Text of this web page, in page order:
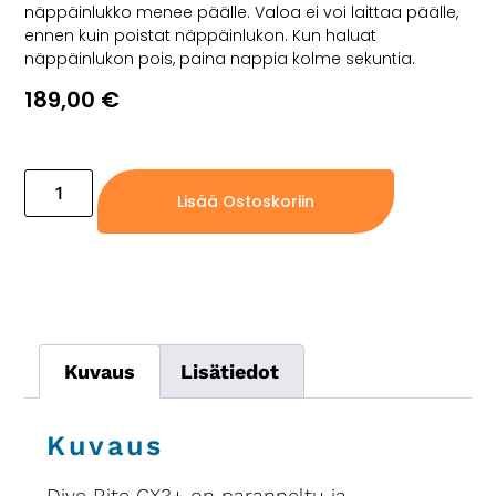
näppäinlukko menee päälle. Valoa ei voi laittaa päälle,
ennen kuin poistat näppäinlukon. Kun haluat
näppäinlukon pois, paina nappia kolme sekuntia.
189,00 €
Lisää Ostoskoriin
Kuvaus Lisätiedot
Kuvaus